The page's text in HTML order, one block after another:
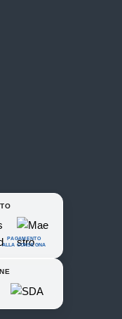
PAGAMENTO
ALLA CONSEGNA